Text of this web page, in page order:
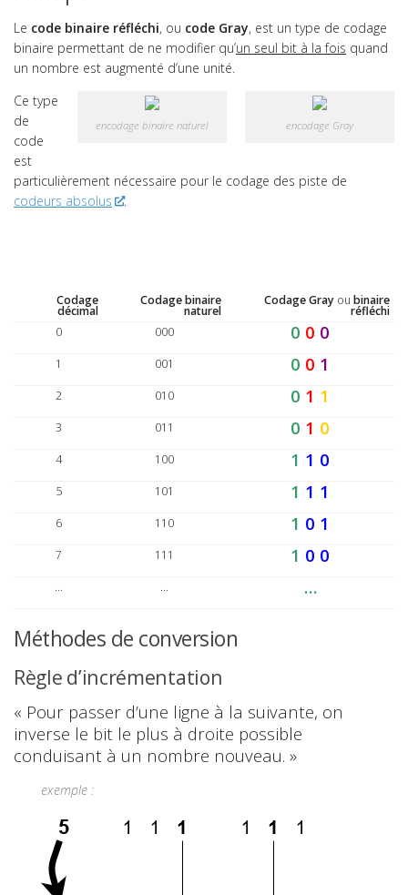
Le code binaire réfléchi, ou code Gray, est un type de codage
binaire permettant de ne modifier qu’un seul bit à la fois quand
un nombre est augmenté d’une unité.
encodage Gray
encodage binaire naturel
Ce type
de
code
est
particulièrement nécessaire pour le codage des piste de
codeurs absolus
.
Codage
décimal
Codage binaire
naturel
Codage Gray ou binaire
réfléchi
0
000 0 0 0
1 001 0 0 1
2 010 0 1 1
3 011 0 1 0
4 100 1 1 0
5 101 1 1 1
6 110 1 0 1
7 111 1 0 0
… … …
Méthodes de conversion
Règle d’incrémentation
« Pour passer d’une ligne à la suivante, on
inverse le bit le plus à droite possible
conduisant à un nombre nouveau. »
exemple :
Chaîne d’information
L’information
Codage des nombres
Les systèmes de numération
Code binaire naturel
Code ASCII
Modélisation Physique
CATÉGORIES
Chaînes fonctionnelles
Chaîne d'information
Codage de l'information
Traiter
Diagrammes État-Transition
Logique combinatoire
Logique séquentielle
Chaîne de puissance
Distribuer
Stocker
Transmettre
Mathématiques
Physique
Exercice
Logiciel
Arduino IDE